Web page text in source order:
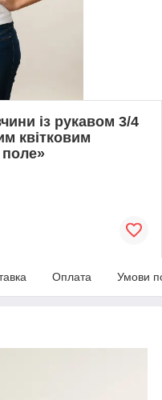
із рукавом 3/4
квітковим
Оплата Умови